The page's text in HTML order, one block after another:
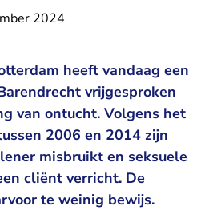
2024
heeft vandaag een
vrijgesproken
van ontucht. Volgens het
2006 en 2014 zijn
misbruikt en seksuele
cliënt verricht. De
te weinig bewijs.